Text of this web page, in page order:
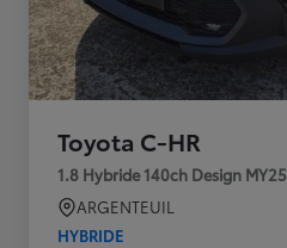
Toyota C-HR
1.8 Hybride 140ch Design MY25
ARGENTEUIL
HYBRIDE